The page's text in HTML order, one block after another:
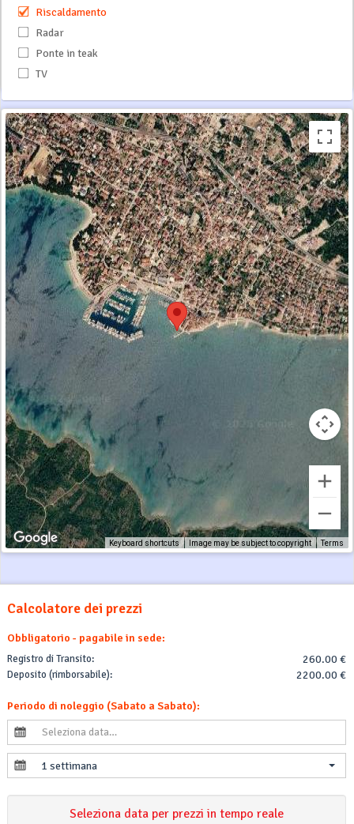
Riscaldamento
Radar
Ponte in teak
TV
Keyboard shortcuts Image may be subject to copyright Terms
Calcolatore dei prezzi
Obbligatorio - pagabile in sede:
Registro di Transito: 260.00 €
Deposito (rimborsabile): 2200.00 €
Periodo di noleggio (Sabato a Sabato):
1 settimana
Seleziona data per prezzi in tempo reale